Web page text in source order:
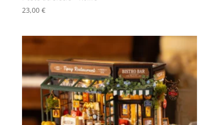
23,00 €